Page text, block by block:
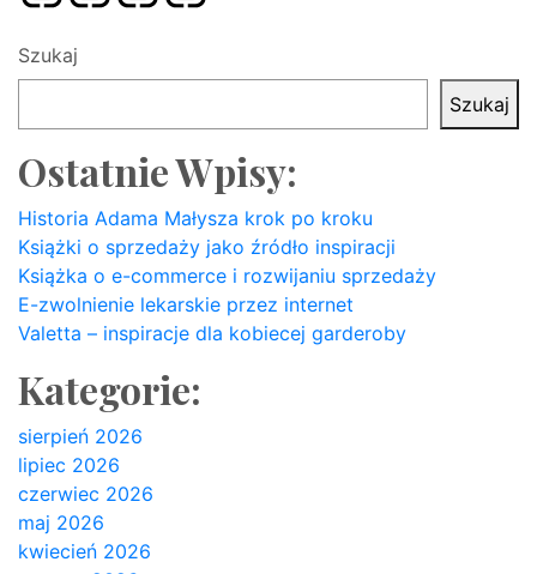
głównaStron
SEO
Szukaj
Szukaj
Ostatnie Wpisy:
Historia Adama Małysza krok po kroku
Książki o sprzedaży jako źródło inspiracji
Książka o e-commerce i rozwijaniu sprzedaży
E-zwolnienie lekarskie przez internet
Valetta – inspiracje dla kobiecej garderoby
Kategorie:
sierpień 2026
lipiec 2026
czerwiec 2026
maj 2026
kwiecień 2026